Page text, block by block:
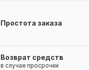
Простота заказа
Возврат средств
в случае просрочки